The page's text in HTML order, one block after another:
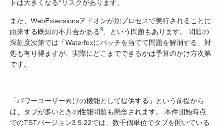
トは大きくなる リスクがあります。
また、WebExtensionsアドオンが別プロセスで実行されることに
由来する既知の不具合がある9
、という問題もあります。 問題の
深刻度次第では「Waterfoxにパッチを当てて問題を解消する」対
処も有り得ますが、実際にどこまでできるかは予算のかけ方次第
です。
「パワーユーザー向けの機能として提供する」という前提から
は、タブが多いときの性能問題も懸念されます。 本件開始時点
でのTSTバージョン3.9.22では、数千個単位でタブを開いている